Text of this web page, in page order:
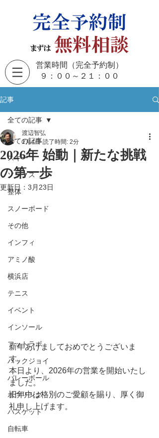
営業時間（完全予約制）
​９：００～２１：００
記事
全ての記事
スキー
ソックス
整体
スノーボード
その他
インフィ
アミノ酸
横浜店
テニス
イベント
インソール
フットラボ
バックジョイ
バレーボール
ボウリング
バスケット
自転車
全ての記事
2026年 始動｜新たな挑戦
の第一歩
渡辺智弘
1月4日 読了時間: 2分
更新日： 3月23日
新年あけましておめでとうございま
す。
本日より、2026年の営業を開始いたし
ました。
旧年中は格別のご愛顧を賜り、厚く御
礼申し上げます。